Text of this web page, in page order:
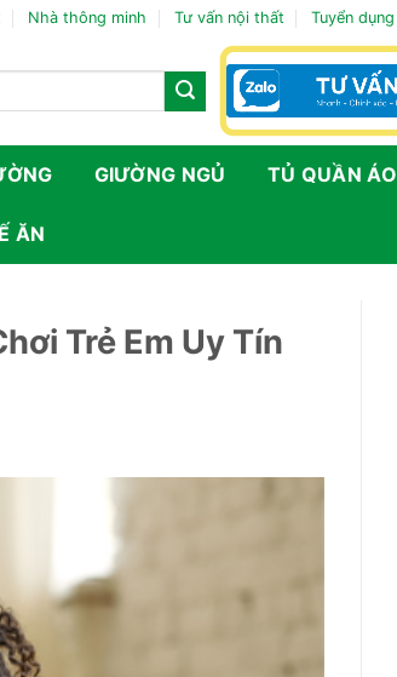
Nhà thông minh Tư vấn nội thất Tuyển dụng
GIƯỜNG NGỦ TỦ QUẦN ÁO
ĂN
Trẻ Em Uy Tín